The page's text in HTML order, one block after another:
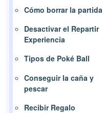
Cómo borrar la partida
Desactivar el Repartir
Experiencia
Tipos de Poké Ball
Conseguir la caña y
pescar
Recibir Regalo